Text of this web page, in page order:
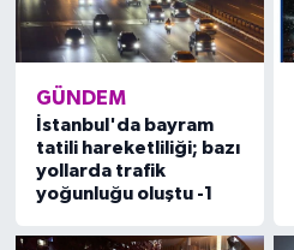
GÜNDEM
İstanbul'da bayram
tatili hareketliliği; bazı
yollarda trafik
yoğunluğu oluştu -1